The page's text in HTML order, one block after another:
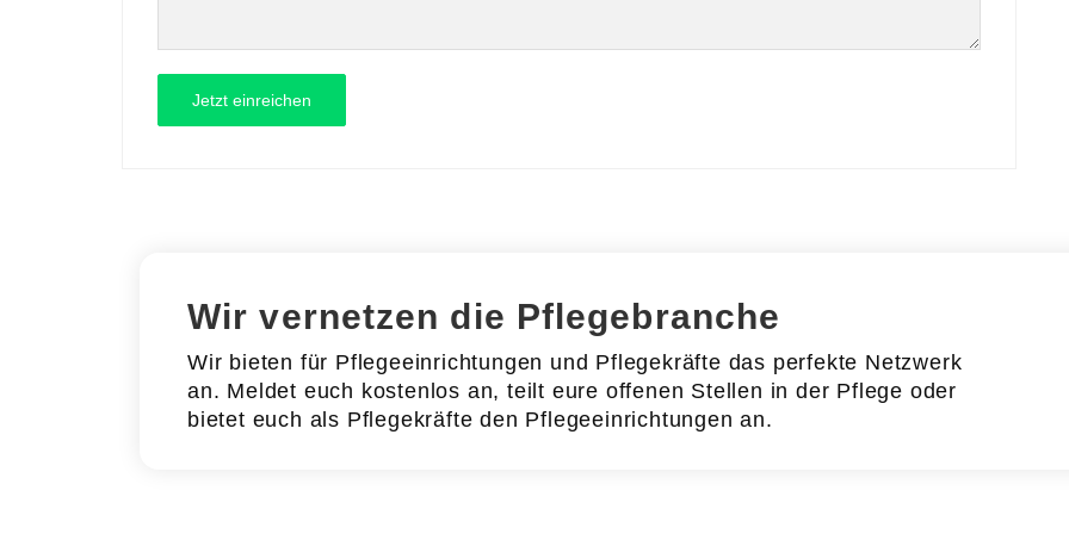
Wir vernetzen die Pflegebranche
Wir bieten für Pflegeeinrichtungen und Pflegekräfte das perfekte Netzwerk
an. Meldet euch kostenlos an, teilt eure offenen Stellen in der Pflege oder
bietet euch als Pflegekräfte den Pflegeeinrichtungen an.